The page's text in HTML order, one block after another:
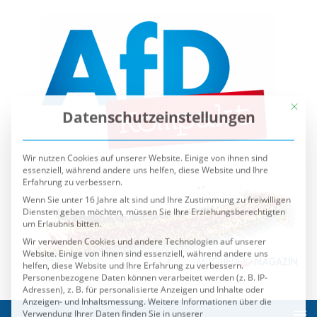
Datenschutzeinstellungen
Wir nutzen Cookies auf unserer Website. Einige von ihnen sind
essenziell, während andere uns helfen, diese Website und Ihre
Erfahrung zu verbessern.
Wenn Sie unter 16 Jahre alt sind und Ihre Zustimmung zu freiwilligen
Diensten geben möchten, müssen Sie Ihre Erziehungsberechtigten
um Erlaubnis bitten.
Wir verwenden Cookies und andere Technologien auf unserer
Website. Einige von ihnen sind essenziell, während andere uns
helfen, diese Website und Ihre Erfahrung zu verbessern.
Personenbezogene Daten können verarbeitet werden (z. B. IP-
Adressen), z. B. für personalisierte Anzeigen und Inhalte oder
Anzeigen- und Inhaltsmessung.Weitere Informationen über die
Verwendung Ihrer Daten finden Sie in unserer
Datenschutzerklärung.Sie können Ihre Auswahl jederzeit unter
Einstellungenwiderrufen oder anpassen.
Es folgt eine Liste der Service-Gruppen, für die eine
Essenziell
Externe Medien